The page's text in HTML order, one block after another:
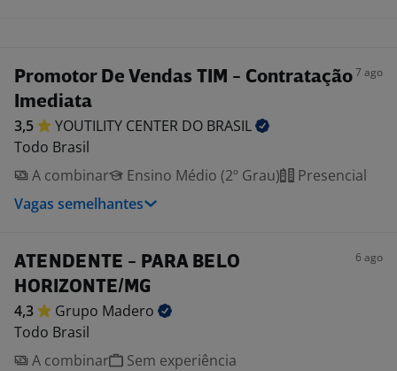
Promotor De Vendas TIM - Contratação
Imediata
7 ago
3,5 YOUTILITY CENTER DO BRASIL
Todo Brasil
A combinar
Ensino Médio (2º Grau)
Presencial
Vagas semelhantes
ATENDENTE - PARA BELO
HORIZONTE/MG
6 ago
4,3 Grupo Madero
Todo Brasil
A combinar
Sem experiência